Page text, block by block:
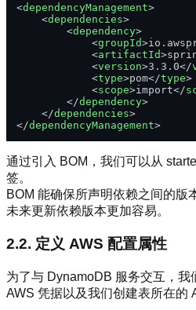
<dependencyManagement>
<dependencies>
<dependency>
<groupId>
<artifactId>
<version>3.3.0</
<type>pom</type>
<scope>import</
</dependency>
</dependencies>
</dependencyManagement>
通过引入 BOM，我们可以从
签。
BOM 能确保所声明依赖之间的版
未来更新依赖版本更加容易。
2.2. 定义 AWS 配置属性
为了与 DynamoDB 服务交互，我
AWS 凭据以及我们创建表所在的